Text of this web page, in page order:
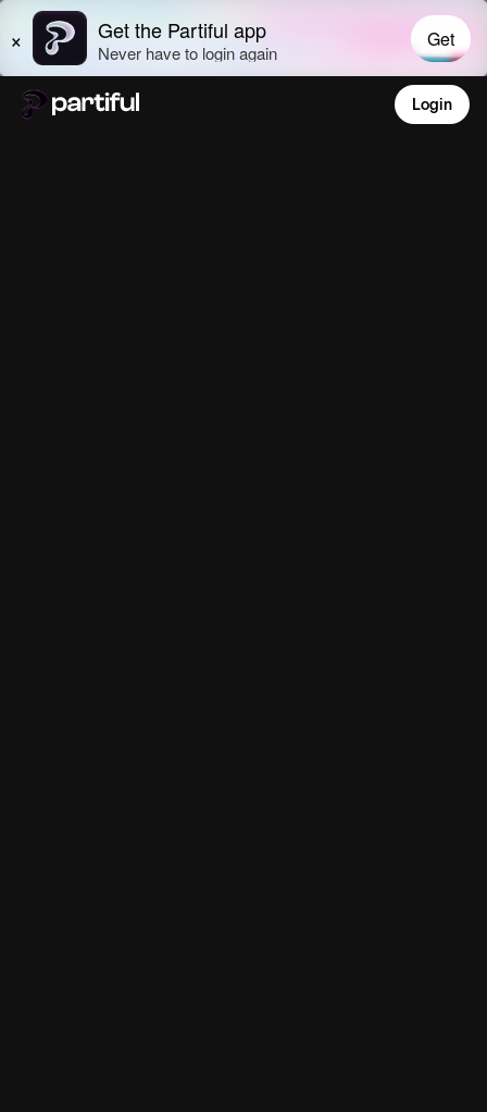
Login